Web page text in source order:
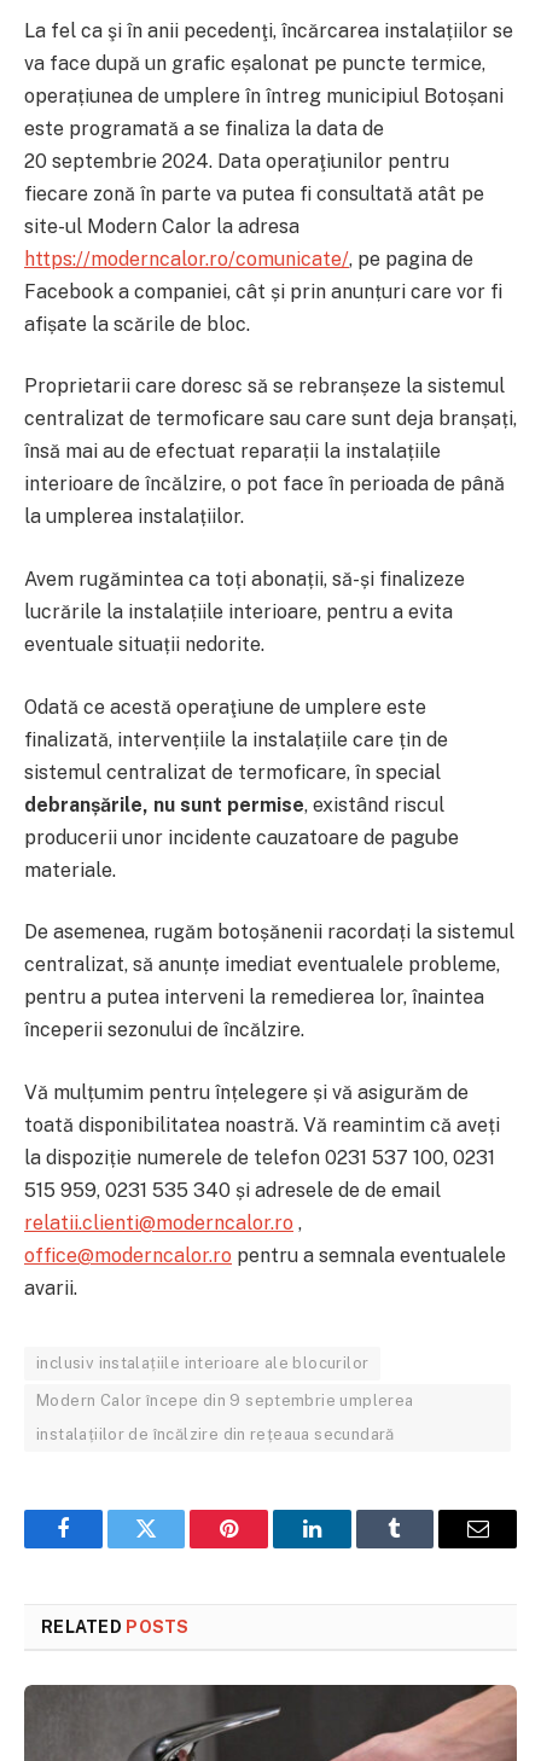
La fel ca şi în anii pecedenţi, încărcarea instalațiilor se
va face după un grafic eșalonat pe puncte termice,
operațiunea de umplere în întreg municipiul Botoșani
este programată a se finaliza la data de
20 septembrie 2024. Data operaţiunilor pentru
fiecare zonă în parte va putea fi consultată atât pe
site-ul Modern Calor la adresa
https://moderncalor.ro/comunicate/, pe pagina de
Facebook a companiei, cât și prin anunțuri care vor fi
afișate la scările de bloc.
Proprietarii care doresc să se rebranșeze la sistemul
centralizat de termoficare sau care sunt deja branșați,
însă mai au de efectuat reparații la instalațiile
interioare de încălzire, o pot face în perioada de până
la umplerea instalațiilor.
Avem rugămintea ca toți abonații, să-și finalizeze
lucrările la instalațiile interioare, pentru a evita
eventuale situații nedorite.
Odată ce acestă operaţiune de umplere este
finalizată, intervențiile la instalațiile care țin de
sistemul centralizat de termoficare, în special
debranșările, nu sunt permise, existând riscul
producerii unor incidente cauzatoare de pagube
materiale.
De asemenea, rugăm botoșănenii racordați la sistemul
centralizat, să anunțe imediat eventualele probleme,
pentru a putea interveni la remedierea lor, înaintea
începerii sezonului de încălzire.
Vă mulțumim pentru înțelegere și vă asigurăm de
toată disponibilitatea noastră. Vă reamintim că aveți
la dispoziție numerele de telefon 0231 537 100, 0231
515 959, 0231 535 340 și adresele de de email
relatii.clienti@moderncalor.ro ,
office@moderncalor.ro pentru a semnala eventualele
avarii.
inclusiv instalațiile interioare ale blocurilor
Modern Calor începe din 9 septembrie umplerea
instalațiilor de încălzire din rețeaua secundară
FacebookTwitter Pinterest LinkedInTumblr Email
RELATED POSTS